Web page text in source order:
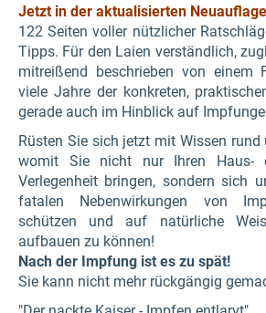
Jetzt in der aktualisierten
122 Seiten voller nützlicher
Tipps. Für den Laien verständlich,
mitreißend beschrieben von einem
viele Jahre der konkreten,
gerade auch im Hinblick auf
Rüsten Sie sich jetzt mit Wissen
womit Sie nicht nur Ihren Haus-
Verlegenheit bringen, sondern sich
fatalen Nebenwirkungen von
schützen und auf natürliche
aufbauen zu können!
Nach der Impfung ist es zu spät!
Sie kann nicht mehr rückgängig